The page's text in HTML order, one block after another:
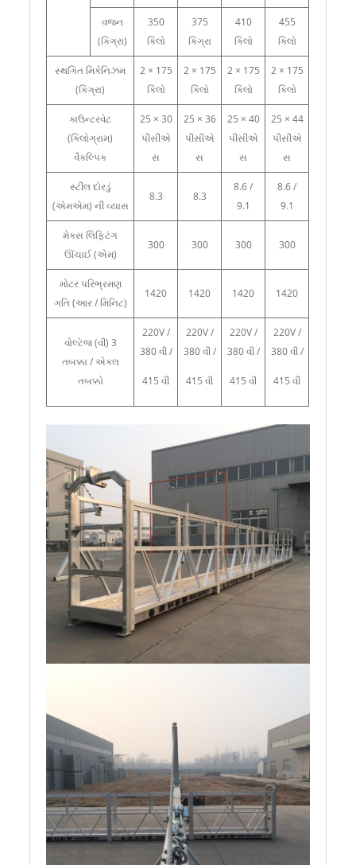
વજન
(કિગ્રા)
350
કિલો
375
કિગ્રા
410
કિલો
455
કિલો
સ્થગિત મિકેનિઝમ
(કિગ્રા)
2 × 175
કિલો
2 × 175
કિલો
2 × 175
કિલો
2 × 175
કિલો
કાઉન્ટરવેટ
(કિલોગ્રામ)
વૈકલ્પિક
25 × 30
પીસીએ
સ
25 × 36
પીસીએ
સ
25 × 40
પીસીએ
સ
25 × 44
પીસીએ
સ
સ્ટીલ દોરડું
(એમએમ) ની વ્યાસ
8.3 8.3
8.6 /
9.1
8.6 /
9.1
મેક્સ લિફ્ટિંગ
ઊંચાઈ (એમ)
300 300 300 300
મોટર પરિભ્રમણ
ગતિ (આર / મિનિટ)
1420 1420 1420 1420
વોલ્ટેજ (વી) 3
તબક્કા / એકલ
તબક્કો
220V /
380 વી /
415 વી
220V /
380 વી /
415 વી
220V /
380 વી /
415 વી
220V /
380 વી /
415 વી